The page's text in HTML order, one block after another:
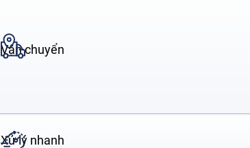
Vận chuyển
Xử lý nhanh